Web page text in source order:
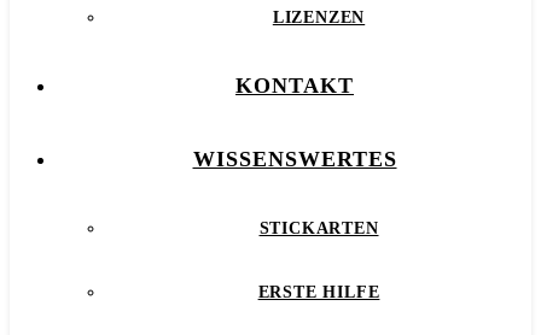
LIZENZEN
KONTAKT
WISSENSWERTES
STICKARTEN
ERSTE HILFE